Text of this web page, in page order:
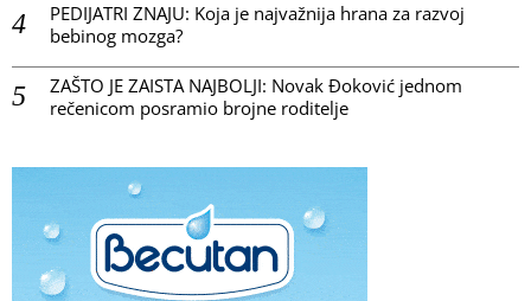
PEDIJATRI ZNAJU: Koja je najvažnija hrana za razvoj
bebinog mozga?
ZAŠTO JE ZAISTA NAJBOLJI: Novak Đoković jednom
rečenicom posramio brojne roditelje